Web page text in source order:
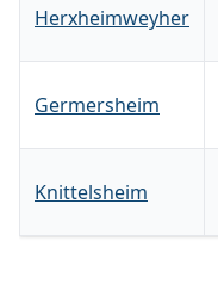
Herxheimweyher
Germersheim
Knittelsheim